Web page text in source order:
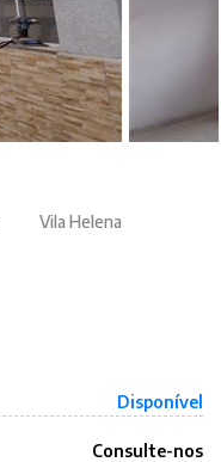
Vila Helena
Disponível
Consulte-nos